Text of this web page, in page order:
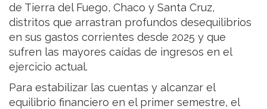
de Tierra del Fuego, Chaco y Santa Cruz,
distritos que arrastran profundos desequilibrios
en sus gastos corrientes desde 2025 y que
sufren las mayores caídas de ingresos en el
ejercicio actual.
Para estabilizar las cuentas y alcanzar el
equilibrio financiero en el primer semestre, el